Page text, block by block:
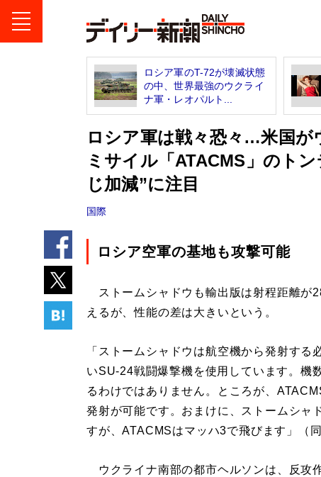
ロシア軍のT-72が壊滅状態
の中、世界最強のウクライ
ナ軍・レオパルト...
ロシア軍は戦々恐々…米国が
ミサイル「ATACMS」のト
じ加減”に注目
国際
ロシア空軍の基地も攻撃可能
ストームシャドウも輸出版は射程距離が
えるが、性能の差は大きいという。
「ストームシャドウは航空機から発射す
いSU-24戦闘爆撃機を使用しています。機
るわけではありません。ところが、
発射が可能です。おまけに、ストームシャ
すが、ATACMSはマッハ3で飛びます」（
ウクライナ南部の都市ヘルソンは、反攻